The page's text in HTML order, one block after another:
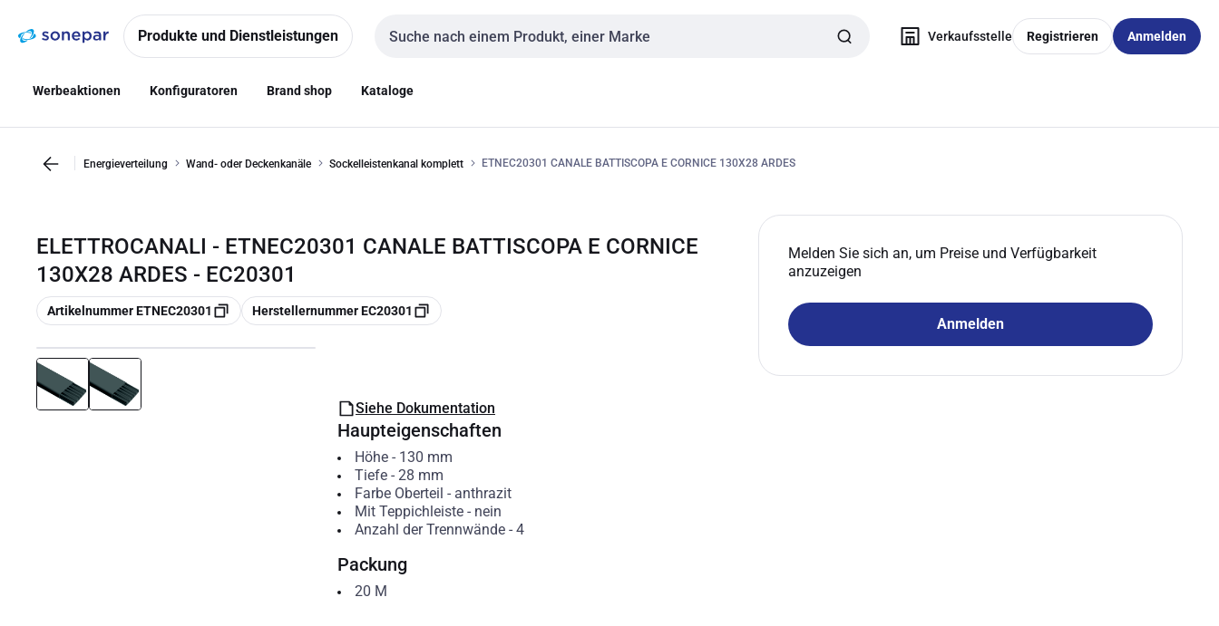
NavigationInhalt
Produkte und Dienstleistungen
Sucheingabe
Verkaufsstelle Registrieren Anmelden
Werbeaktionen Konfiguratoren Brand shop Kataloge
Energieverteilung Wand- oder Deckenkanäle Sockelleistenkanal komplett ETNEC20301 CANALE BATTISCOPA E CORNICE 130X28 ARDES
ELETTROCANALI - ETNEC20301 CANALE BATTISCOPA E CORNICE
130X28 ARDES - EC20301
Kopieren
Artikelnummer ETNEC20301 Kopieren
Herstellernummer EC20301
Melden Sie sich an, um Preise und Verfügbarkeit
anzuzeigen
Anmelden
Siehe Dokumentation
Haupteigenschaften
Höhe- 130 mm
Tiefe- 28 mm
Farbe Oberteil - anthrazit
Mit Teppichleiste- nein
Anzahl der Trennwände- 4
Packung
20 M